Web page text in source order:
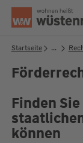
Seitenanfang
Startseite ...
Finden
können
Unsere
Mo bis Do: 9:00
Fr: 9:00 Uhr -